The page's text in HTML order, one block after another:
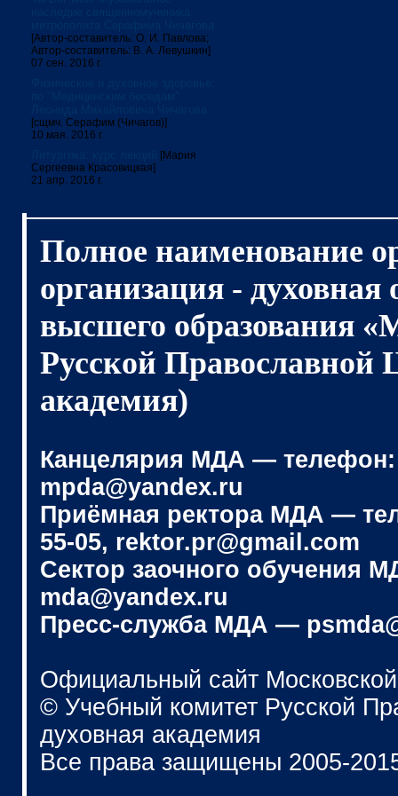
[Автор-составитель: О. И. Павлова;
Автор-составитель: В. А. Левушкин]
07 сен. 2016 г.
[сщмч. Серафим (Чичагов)]
10 мая. 2016 г.
[Мария
Сергеевна Красовицкая]
21 апр. 2016 г.
Полное наименование
организация - духовная
высшего образования
Русской Православной
академия)
Канцелярия МДА — телефон:
mpda@yandex.ru
Приёмная ректора МДА —
55-05, rektor.pr@gmail.com
Сектор заочного обучения
mda@yandex.ru
Пресс-служба МДА —
Официальный сайт
© Учебный комитет Русской
духовная академия
Все права защищены 2005-